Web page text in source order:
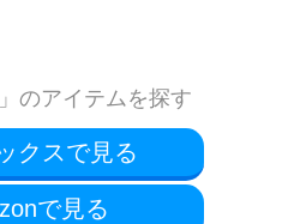
のアイテムを探す
クスで見る
で見る